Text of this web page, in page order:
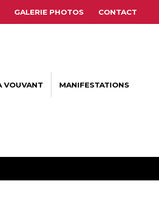
GALERIE PHOTOS CONTACT
VOUVANT MANIFESTATIONS